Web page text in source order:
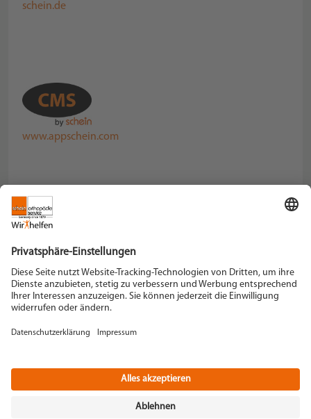
schein.de
www.appschein.com
Schein Orthopädie Service KG
42897 Remscheid
Tel. +49 2191 910-0
remscheid[at]schein.de
YouTube
+49 2191 910-200